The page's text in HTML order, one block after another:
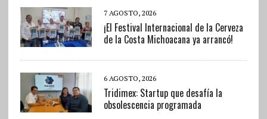
7 AGOSTO, 2026
¡El Festival Internacional de la Cerveza
de la Costa Michoacana ya arrancó!
6 AGOSTO, 2026
Tridimex: Startup que desafía la
obsolescencia programada